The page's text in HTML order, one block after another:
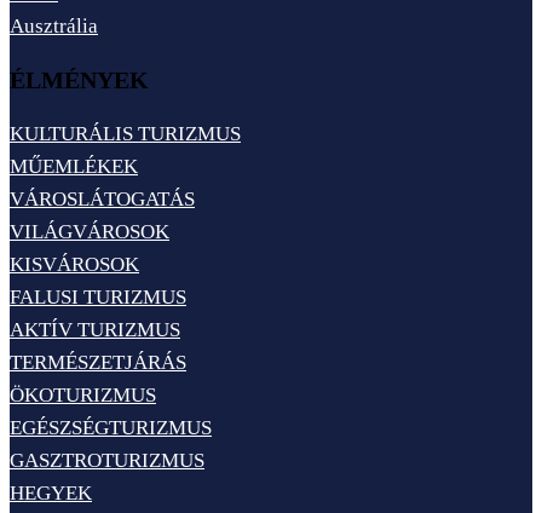
Ausztrália
ÉLMÉNYEK
KULTURÁLIS TURIZMUS
MŰEMLÉKEK
VÁROSLÁTOGATÁS
VILÁGVÁROSOK
KISVÁROSOK
FALUSI TURIZMUS
AKTÍV TURIZMUS
TERMÉSZETJÁRÁS
ÖKOTURIZMUS
EGÉSZSÉGTURIZMUS
GASZTROTURIZMUS
HEGYEK